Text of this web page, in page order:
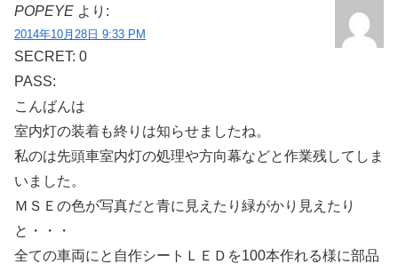
POPEYE より:
2014年10月28日 9:33 PM
SECRET: 0
PASS:
こんばんは
室内灯の装着も終りは知らせましたね。
私のは先頭車室内灯の処理や方向幕などと作業残してしま
いました。
ＭＳＥの色が写真だと青に見えたり緑がかり見えたり
と・・・
全ての車両にと自作シートＬＥＤを100本作れる様に部品